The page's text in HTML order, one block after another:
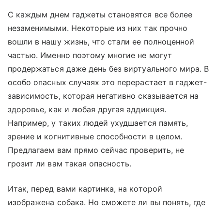
С каждым днем гаджеты становятся все более
незаменимыми. Некоторые из них так прочно
вошли в нашу жизнь, что стали ее полноценной
частью. Именно поэтому многие не могут
продержаться даже день без виртуального мира. В
особо опасных случаях это перерастает в гаджет-
зависимость, которая негативно сказывается на
здоровье, как и любая другая аддикция.
Например, у таких людей ухудшается память,
зрение и когнитивные способности в целом.
Предлагаем вам прямо сейчас проверить, не
грозит ли вам такая опасность.
Итак, перед вами картинка, на которой
изображена собака. Но сможете ли вы понять, где